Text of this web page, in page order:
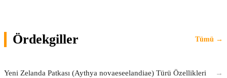
Ördekgiller Tümü →
Yeni Zelanda Patkası (Aythya novaeseelandiae) Türü Özellikleri →